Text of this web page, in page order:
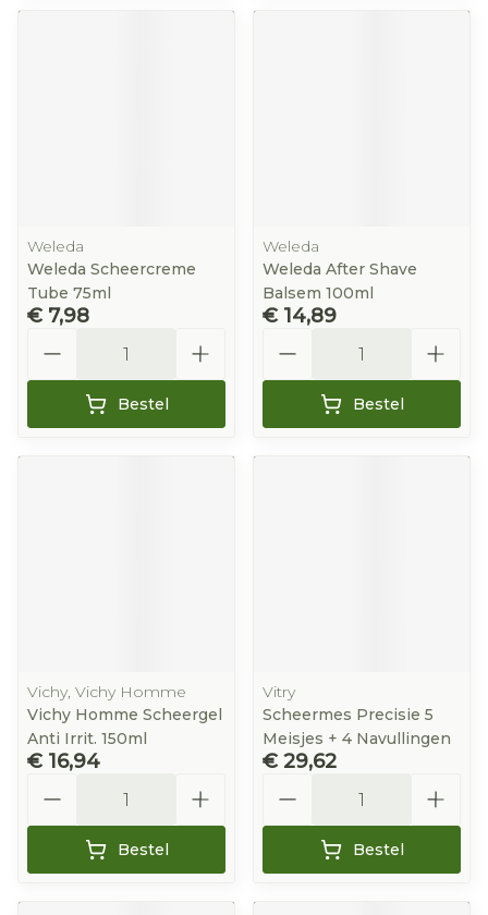
Weleda
Weleda Scheercreme
Tube 75ml
€ 7,98
Bestel
Weleda
Weleda After Shave
Balsem 100ml
€ 14,89
Bestel
Vichy, Vichy Homme
Vichy Homme Scheergel
Anti Irrit. 150ml
€ 16,94
Bestel
Vitry
Scheermes Precisie 5
Meisjes + 4 Navullingen
€ 29,62
Bestel